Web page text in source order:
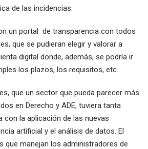
de las incidencias.
un portal de transparencia con todos
que se pudieran elegir y valorar a
digital donde, además, se podría ir
los plazos, los requisitos, etc.
que un sector que pueda parecer más
en Derecho y ADE, tuviera tanta
con la aplicación de las nuevas
artificial y el análisis de datos. El
que manejan los administradores de